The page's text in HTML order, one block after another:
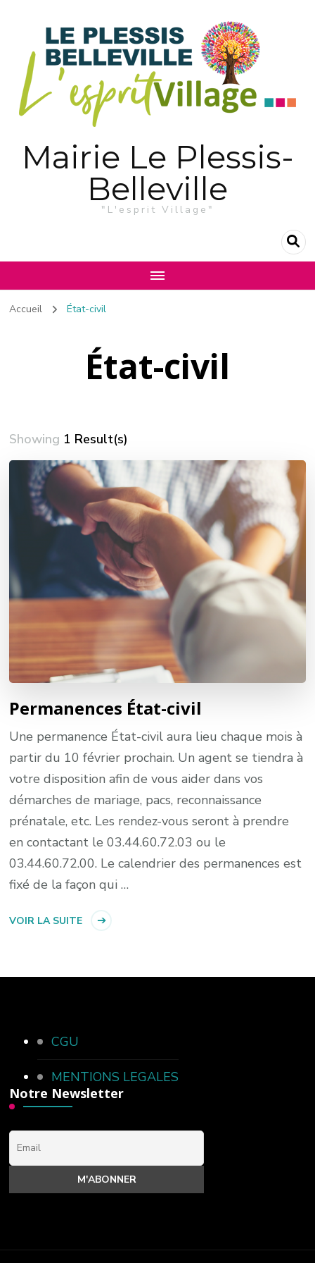
Mairie Le Plessis-
Belleville
"L'esprit Village"
Accueil État-civil
État-civil
Showing 1 Result(s)
Permanences État-civil
Une permanence État-civil aura lieu chaque mois à
partir du 10 février prochain. Un agent se tiendra à
votre disposition afin de vous aider dans vos
démarches de mariage, pacs, reconnaissance
prénatale, etc. Les rendez-vous seront à prendre
en contactant le 03.44.60.72.03 ou le
03.44.60.72.00. Le calendrier des permanences est
fixé de la façon qui …
VOIR LA SUITE
CGU
MENTIONS LEGALES
Notre Newsletter